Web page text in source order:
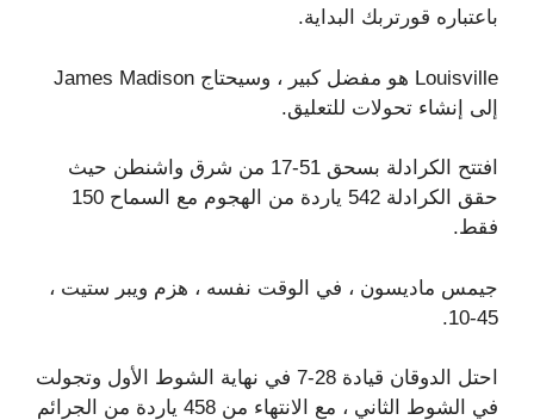
باعتباره قورتربك البداية.
Louisville هو مفضل كبير ، وسيحتاج James Madison
إلى إنشاء تحولات للتعليق.
افتتح الكرادلة بسحق 51-17 من شرق واشنطن حيث
حقق الكرادلة 542 ياردة من الهجوم مع السماح 150
فقط.
جيمس ماديسون ، في الوقت نفسه ، هزم ويبر ستيت ،
45-10.
احتل الدوقان قيادة 28-7 في نهاية الشوط الأول وتجولت
في الشوط الثاني ، مع الانتهاء من 458 ياردة من الجرائم